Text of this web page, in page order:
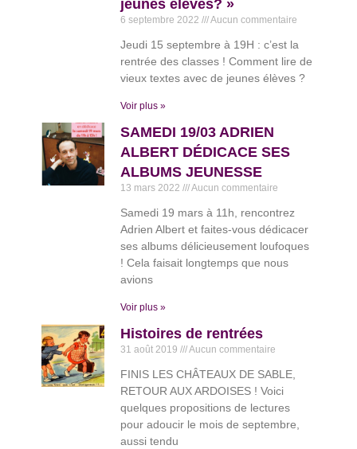
jeunes élèves? »
6 septembre 2022 Aucun commentaire
Jeudi 15 septembre à 19H : c’est la
rentrée des classes ! Comment lire de
vieux textes avec de jeunes élèves ?
Voir plus »
SAMEDI 19/03 ADRIEN
ALBERT DÉDICACE SES
ALBUMS JEUNESSE
13 mars 2022 Aucun commentaire
Samedi 19 mars à 11h, rencontrez
Adrien Albert et faites-vous dédicacer
ses albums délicieusement loufoques
! Cela faisait longtemps que nous
avions
Voir plus »
Histoires de rentrées
31 août 2019 Aucun commentaire
FINIS LES CHÂTEAUX DE SABLE,
RETOUR AUX ARDOISES ! Voici
quelques propositions de lectures
pour adoucir le mois de septembre,
aussi tendu